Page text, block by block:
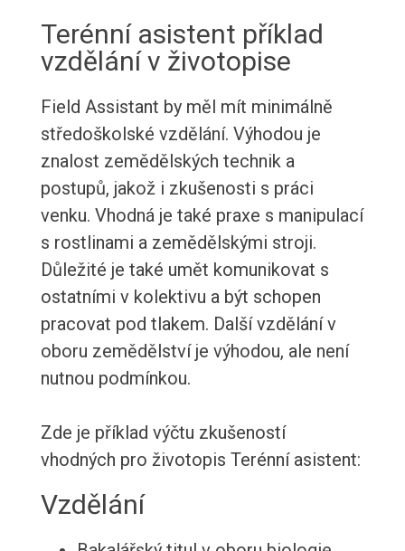
Terénní asistent příklad
vzdělání v životopise
Field Assistant by měl mít minimálně
středoškolské vzdělání. Výhodou je
znalost zemědělských technik a
postupů, jakož i zkušenosti s práci
venku. Vhodná je také praxe s manipulací
s rostlinami a zemědělskými stroji.
Důležité je také umět komunikovat s
ostatními v kolektivu a být schopen
pracovat pod tlakem. Další vzdělání v
oboru zemědělství je výhodou, ale není
nutnou podmínkou.
Zde je příklad výčtu zkušeností
vhodných pro životopis Terénní asistent:
Vzdělání